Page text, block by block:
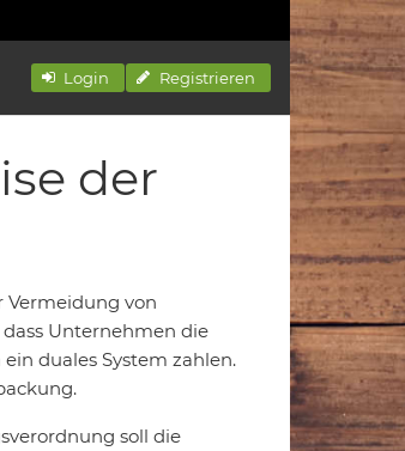
Login Registrieren
der
Vermeidung von
Unternehmen die
duales System zahlen.
soll die